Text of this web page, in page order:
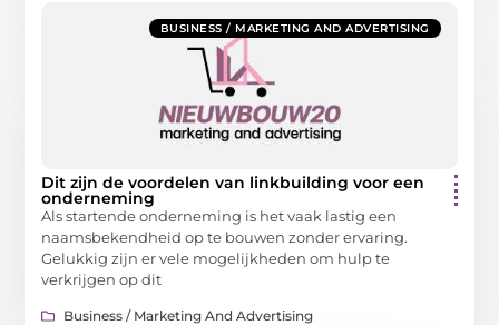
BUSINESS / MARKETING AND ADVERTISING
Dit zijn de voordelen van linkbuilding voor een
onderneming
Als startende onderneming is het vaak lastig een
naamsbekendheid op te bouwen zonder ervaring.
Gelukkig zijn er vele mogelijkheden om hulp te
verkrijgen op dit
Business / Marketing And Advertising